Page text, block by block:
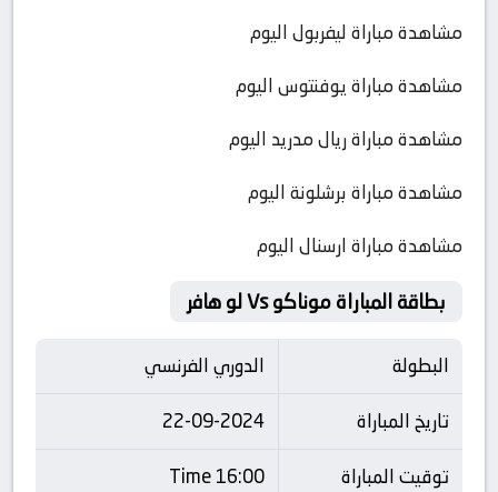
مشاهدة مباراة ليفربول اليوم
مشاهدة مباراة يوفنتوس اليوم
مشاهدة مباراة ريال مدريد اليوم
مشاهدة مباراة برشلونة اليوم
مشاهدة مباراة ارسنال اليوم
بطاقة المباراة موناكو Vs لو هافر
البطولة
الدوري الفرنسي
تاريخ المباراة
22-09-2024
توقيت المباراة
16:00 Time